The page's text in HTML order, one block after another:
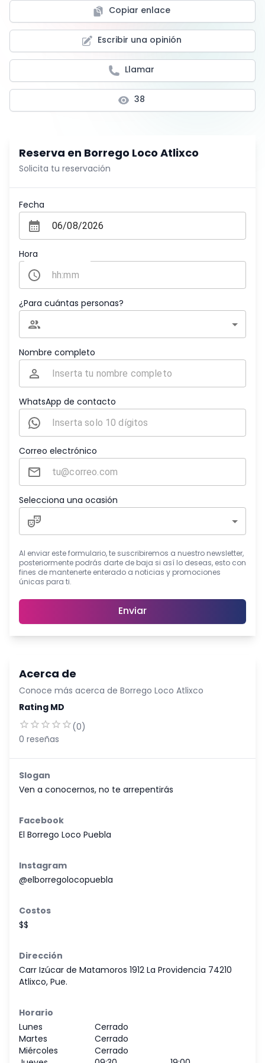
Copiar enlace
Escribir una opinión
Llamar
38
Acerca de
Conoce más acerca de Borrego Loco Atlixco
Rating MD
(0 )
0 reseñas
Slogan
Ven a conocernos, no te arrepentirás
Facebook
El Borrego Loco Puebla
Instagram
@elborregolocopuebla
Costos
$$
Dirección
Carr Izúcar de Matamoros 1912 La Providencia 74210
Atlixco, Pue.
Horario
Lunes
Cerrado
Martes
Cerrado
Miércoles
Cerrado
Reserva en Borrego Loco Atlixco
Solicita tu reservación
Fecha
Hora
¿Para cuántas personas?
Nombre completo
WhatsApp de contacto
Correo electrónico
Selecciona una ocasión
Al enviar este formulario, te suscribiremos a nuestro newsletter,
posteriormente podrás darte de baja si así lo deseas, esto con
fines de mantenerte enterado a noticias y promociones
únicas para ti.
Enviar